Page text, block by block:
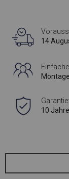
14
Garantie:
10